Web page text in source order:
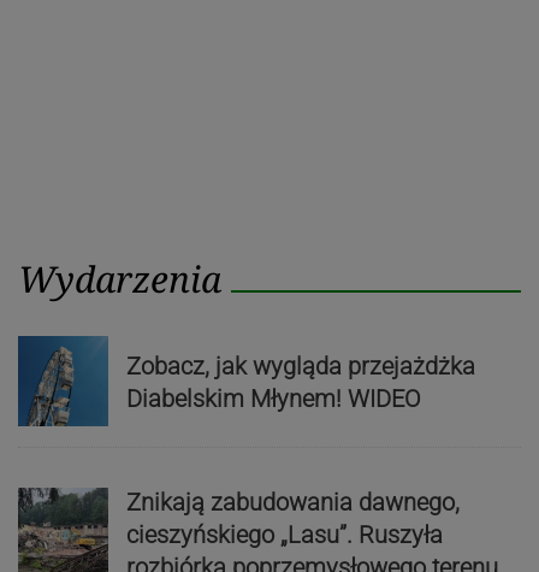
Wydarzenia
Zobacz, jak wygląda przejażdżka
Diabelskim Młynem! WIDEO
Znikają zabudowania dawnego,
cieszyńskiego „Lasu”. Ruszyła